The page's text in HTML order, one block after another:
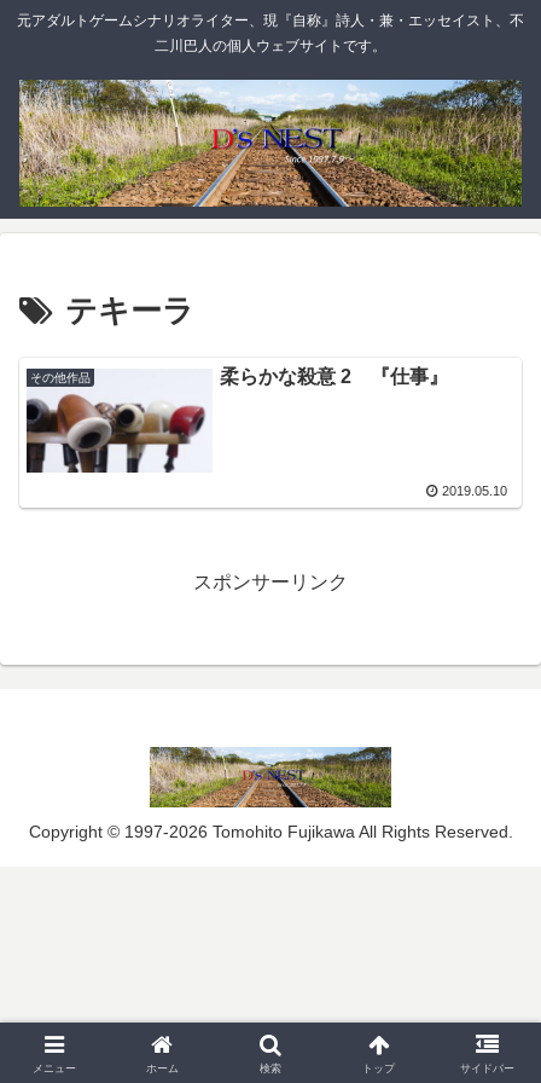
元アダルトゲームシナリオライター、現『自称』詩人・兼・エッセイスト、不
二川巴人の個人ウェブサイトです。
テキーラ
その他作品 柔らかな殺意 2 『仕事』
2019.05.10
スポンサーリンク
Copyright © 1997-2026 Tomohito Fujikawa All Rights Reserved.
メニュー ホーム 検索 トップ サイドバー